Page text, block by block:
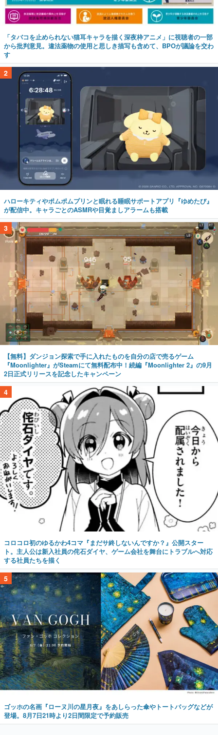
「タバコを止められない猫耳キャラを描く深夜枠アニメ」に視聴者の一部
から批判意見。違法薬物の使用と思しき描写も含めて、BPOが議論を交わ
す
2
ハローキティやポムポムプリンと眠れる睡眠サポートアプリ『ゆめたび』
が配信中。キャラごとのASMRや目覚ましアラームも搭載
3
【無料】ダンジョン探索で手に入れたものを自分の店で売るゲーム
『Moonlighter』がSteamにて無料配布中！続編『Moonlighter 2』の9月
2日正式リリースを記念したキャンペーン
4
コロコロ初のゆるかわ4コマ『まだサ終しないんですか？』公開スター
ト。主人公は新入社員の侘石ダイヤ、ゲーム会社を舞台にトラブルへ対応
する社員たちを描く
5
ゴッホの名画『ローヌ川の星月夜』をあしらった傘やトートバッグなどが
登場。8月7日21時より2日間限定で予約販売